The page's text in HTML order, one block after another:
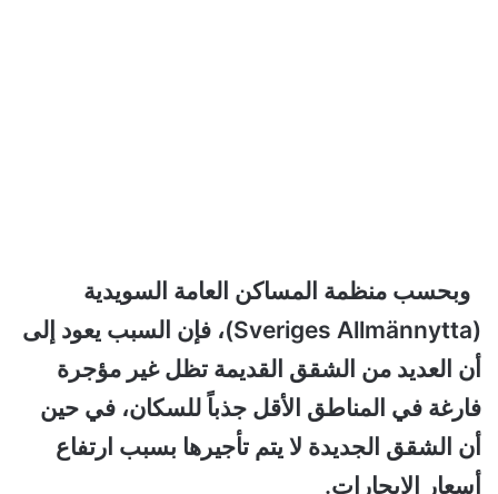
وبحسب منظمة المساكن العامة السويدية
(Sveriges Allmännytta)، فإن السبب يعود إلى
أن العديد من الشقق القديمة تظل غير مؤجرة
فارغة في المناطق الأقل جذباً للسكان، في حين
أن الشقق الجديدة لا يتم تأجيرها بسبب ارتفاع
أسعار الإيجارات.